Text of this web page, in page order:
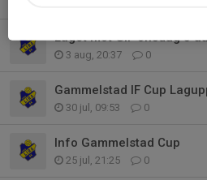
Laget mot GIF onsdag 5
3 aug, 20:37 0
Gammelstad IF Cup
30 jul, 09:53 0
Info Gammelstad Cup
25 jul, 21:25 0